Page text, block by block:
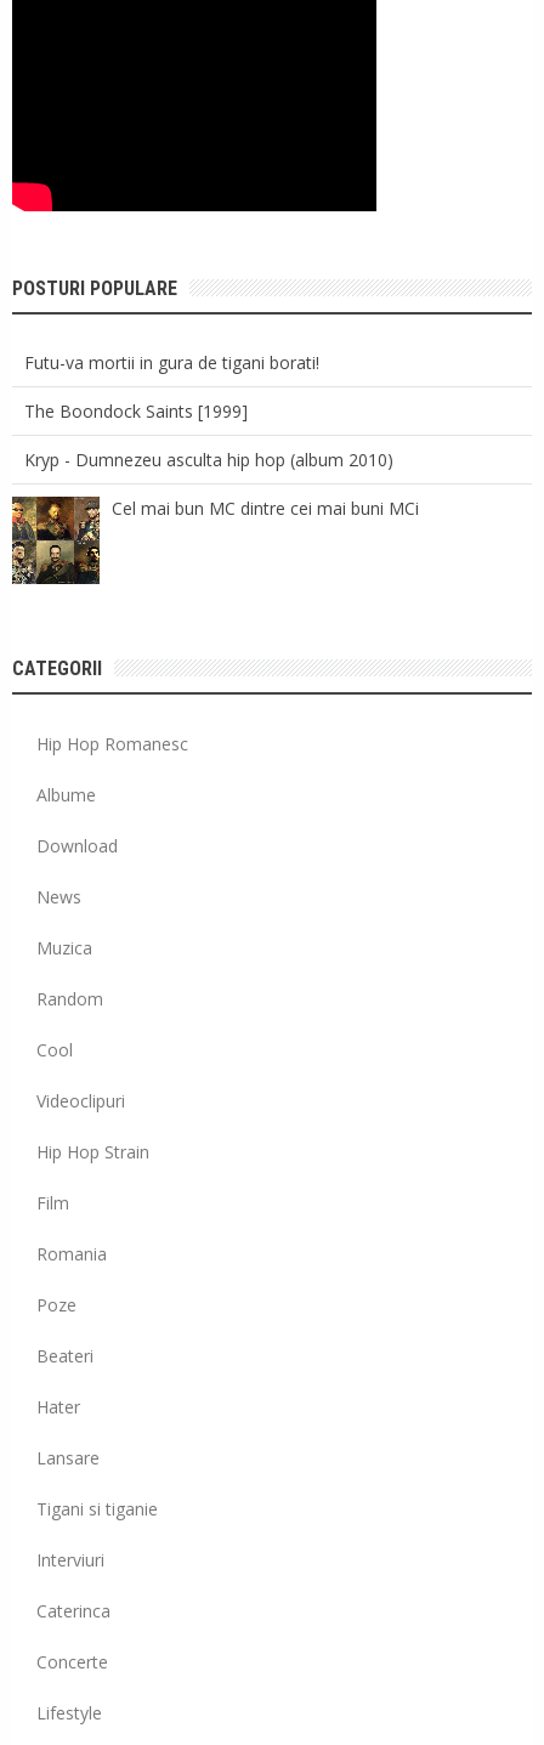
POSTURI POPULARE
Futu-va mortii in gura de tigani borati!
The Boondock Saints [1999]
Kryp - Dumnezeu asculta hip hop (album 2010)
Cel mai bun MC dintre cei mai buni MCi
CATEGORII
Hip Hop Romanesc
Albume
Download
News
Muzica
Random
Cool
Videoclipuri
Hip Hop Strain
Film
Romania
Poze
Beateri
Hater
Lansare
Tigani si tiganie
Interviuri
Caterinca
Concerte
Lifestyle